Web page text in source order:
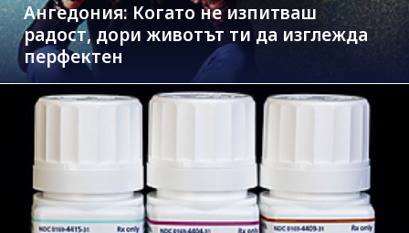
Ангедония: Когато не изпитваш
радост, дори животът ти да изглежда
перфектен